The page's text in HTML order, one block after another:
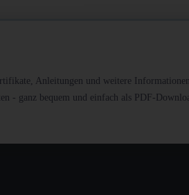
Anleitungen und weitere
- ganz bequem und einfach als PDF-